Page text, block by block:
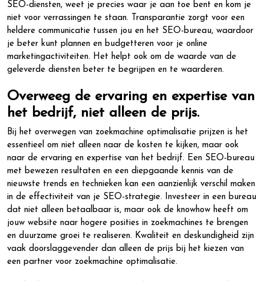
SEO-diensten, weet je precies waar je aan toe bent en kom je
niet voor verrassingen te staan. Transparantie zorgt voor een
heldere communicatie tussen jou en het SEO-bureau, waardoor
je beter kunt plannen en budgetteren voor je online
marketingactiviteiten. Het helpt ook om de waarde van de
geleverde diensten beter te begrijpen en te waarderen.
Overweeg de ervaring en expertise van
het bedrijf, niet alleen de prijs.
Bij het overwegen van zoekmachine optimalisatie prijzen is het
essentieel om niet alleen naar de kosten te kijken, maar ook
naar de ervaring en expertise van het bedrijf. Een SEO-bureau
met bewezen resultaten en een diepgaande kennis van de
nieuwste trends en technieken kan een aanzienlijk verschil maken
in de effectiviteit van je SEO-strategie. Investeer in een bureau
dat niet alleen betaalbaar is, maar ook de knowhow heeft om
jouw website naar hogere posities in zoekmachines te brengen
en duurzame groei te realiseren. Kwaliteit en deskundigheid zijn
vaak doorslaggevender dan alleen de prijs bij het kiezen van
een partner voor zoekmachine optimalisatie.